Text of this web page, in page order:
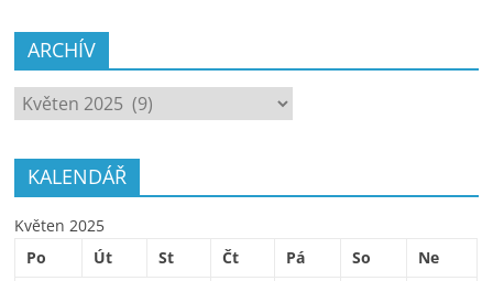
ARCHÍV
ARCHÍV
KALENDÁŘ
Květen 2025
Po
Út St Čt Pá So
Ne